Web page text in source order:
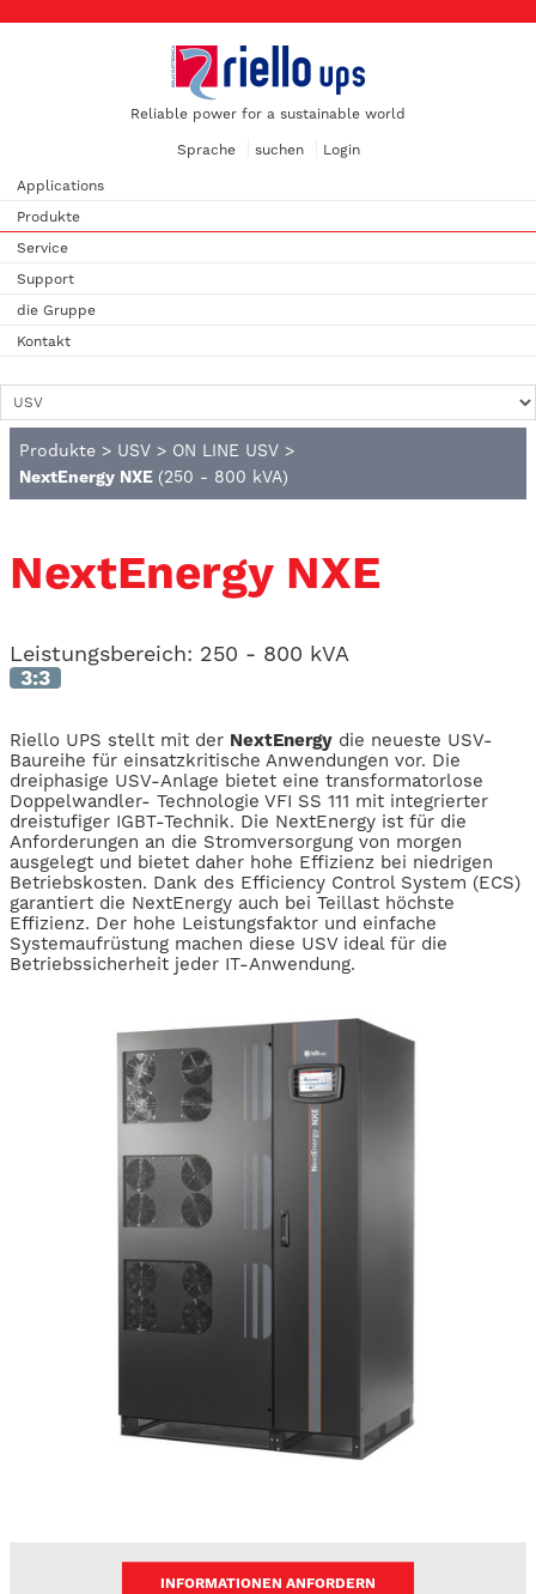
Reliable power for a sustainable world
Sprache suchen Login
Applications
Produkte
Service
Support
die Gruppe
Kontakt
Produkte > USV > ON LINE USV >
NextEnergy NXE (250 - 800 kVA)
NextEnergy NXE
Leistungsbereich: 250 - 800 kVA
3:3
Riello UPS stellt mit der NextEnergy die neueste USV-
Baureihe für einsatzkritische Anwendungen vor. Die
dreiphasige USV-Anlage bietet eine transformatorlose
Doppelwandler- Technologie VFI SS 111 mit integrierter
dreistufiger IGBT-Technik. Die NextEnergy ist für die
Anforderungen an die Stromversorgung von morgen
ausgelegt und bietet daher hohe Effizienz bei niedrigen
Betriebskosten. Dank des Efficiency Control System (ECS)
garantiert die NextEnergy auch bei Teillast höchste
Effizienz. Der hohe Leistungsfaktor und einfache
Systemaufrüstung machen diese USV ideal für die
Betriebssicherheit jeder IT-Anwendung.
INFORMATIONEN ANFORDERN